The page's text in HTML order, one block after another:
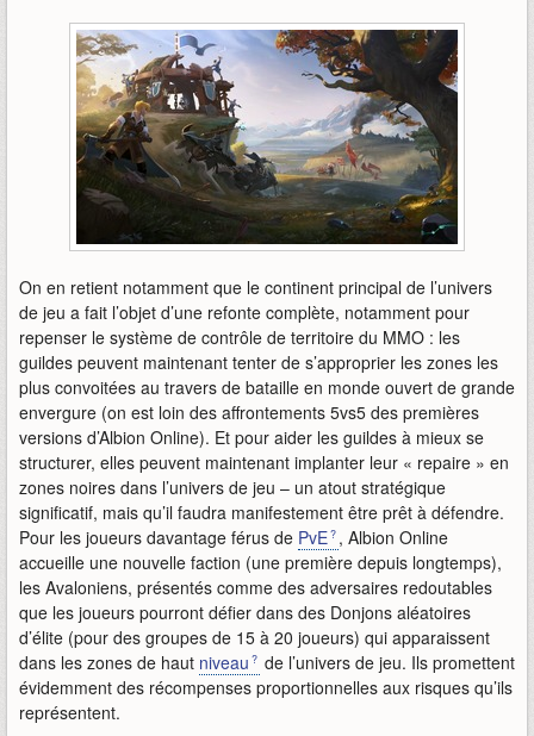
On en retient notamment que le continent principal de l’univers
de jeu a fait l’objet d’une refonte complète, notamment pour
repenser le système de contrôle de territoire du MMO : les
guildes peuvent maintenant tenter de s’approprier les zones les
plus convoitées au travers de bataille en monde ouvert de grande
envergure (on est loin des affrontements 5vs5 des premières
versions d’Albion Online). Et pour aider les guildes à mieux se
structurer, elles peuvent maintenant implanter leur « repaire » en
zones noires dans l’univers de jeu – un atout stratégique
significatif, mais qu’il faudra manifestement être prêt à défendre.
Pour les joueurs davantage férus de PvE , Albion Online
accueille une nouvelle faction (une première depuis longtemps),
les Avaloniens, présentés comme des adversaires redoutables
que les joueurs pourront défier dans des Donjons aléatoires
d’élite (pour des groupes de 15 à 20 joueurs) qui apparaissent
dans les zones de haut niveau
de l’univers de jeu. Ils promettent
évidemment des récompenses proportionnelles aux risques qu’ils
représentent.